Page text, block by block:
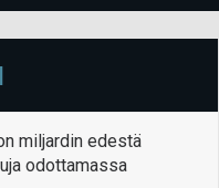
miljardin edestä
odottamassa